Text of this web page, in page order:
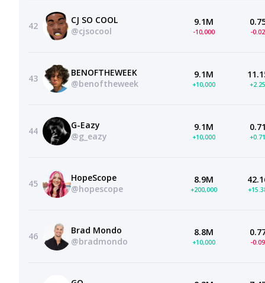
42
CJ SO COOL
@cjsocool
9.1M
-10,000 -
43
BENOFTHEWEEK
@benoftheweek
9.1M
+10,000
44
G-Eazy
@g_eazy
9.1M
+10,000
45
HopeScope
@hopescope
8.9M
+200,000
46
Brad Mondo
@bradmondo
8.8M
+10,000 -